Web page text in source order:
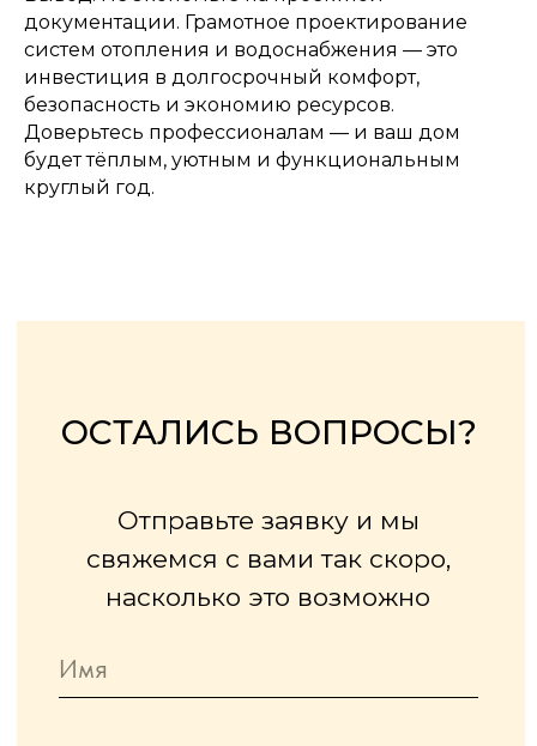
документации. Грамотное проектирование
систем отопления и водоснабжения — это
инвестиция в долгосрочный комфорт,
безопасность и экономию ресурсов.
Доверьтесь профессионалам — и ваш дом
будет тёплым, уютным и функциональным
круглый год.